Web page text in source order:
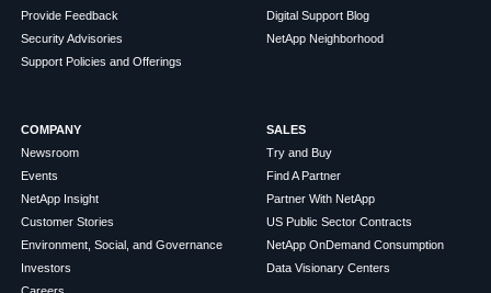
Provide Feedback
Security Advisories
Support Policies and Offerings
Digital Support Blog
NetApp Neighborhood
COMPANY
Newsroom
Events
NetApp Insight
Customer Stories
Environment, Social, and Governance
Investors
SALES
Try and Buy
Find A Partner
Partner With NetApp
US Public Sector Contracts
NetApp OnDemand Consumption
Data Visionary Centers